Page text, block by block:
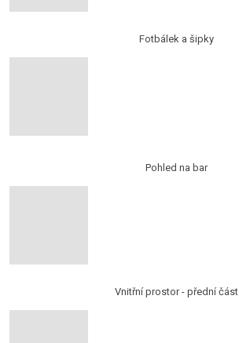
Fotbálek a šipky
Pohled na bar
Vnitřní prostor - přední část